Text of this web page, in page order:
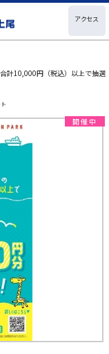
アクセス
計10,000円（税込）以上で抽選